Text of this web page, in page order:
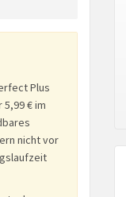
Plus
€ im
nicht vor